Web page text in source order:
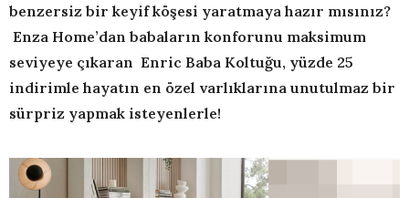
benzersiz bir keyif köşesi yaratmaya hazır mısınız?
Enza Home’dan babaların konforunu maksimum
seviyeye çıkaran Enric Baba Koltuğu, yüzde 25
indirimle hayatın en özel varlıklarına unutulmaz bir
sürpriz yapmak isteyenlerle!